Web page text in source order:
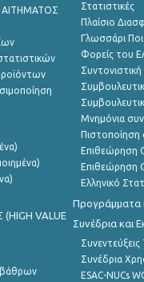
ΑΙΤΗΜΑΤΟΣ
VALUE
Στατιστικές
Πλαίσιο
Γλωσσάρι
Φορείς του
Μνημόνια
Επιθεώρηση
Επιθεώρηση
Ελληνικό
Προγράμματα
Συνέδρια και
Συνέδρια
ESAC-NUCs